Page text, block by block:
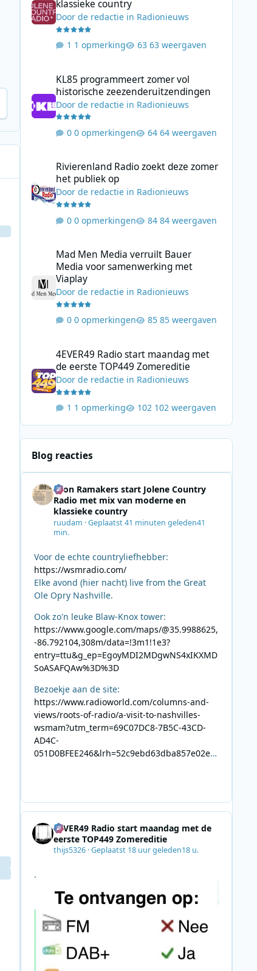
klassieke country
Door de redactiein Radionieuws
1 opmerking 63 weergaven
KL85 programmeert zomer vol
historische zeezenderuitzendingen
Door de redactiein Radionieuws
0 opmerkingen 64 weergaven
Rivierenland Radio zoekt deze zomer
het publiek op
Door de redactiein Radionieuws
0 opmerkingen 84 weergaven
Mad Men Media verruilt Bauer
Media voor samenwerking met
Viaplay
Door de redactiein Radionieuws
0 opmerkingen 85 weergaven
4EVER49 Radio start maandag met
de eerste TOP449 Zomereditie
Door de redactiein Radionieuws
1 opmerking 102 weergaven
Blog reacties
Leon Ramakers start Jolene Country
Radio met mix van moderne en
klassieke country
ruudam ·Geplaatst41 minuten geleden41
min.
Voor de echte countryliefhebber:
https://wsmradio.com/
Elke avond (hier nacht) live from the Great
Ole Opry Nashville.
Ook zo'n leuke Blaw-Knox tower:
https://www.google.com/maps/@35.9988625,
-86.792104,308m/data=!3m1!1e3?
entry=ttu&g_ep=EgoyMDI2MDgwNS4xIKXMD
SoASAFQAw%3D%3D
Bezoekje aan de site:
https://www.radioworld.com/columns-and-
views/roots-of-radio/a-visit-to-nashvilles-
wsmam?utm_term=69C07DC8-7B5C-43CD-
AD4C-
051D0BFEE246&lrh=52c9ebd63dba857e02ec
AB2831C8A639&utm_medium=email&utm_co
8F09201A140D&utm_source=SmartBrief
4EVER49 Radio start maandag met de
eerste TOP449 Zomereditie
thijs5326·Geplaatst 18 uur geleden18 u.
.